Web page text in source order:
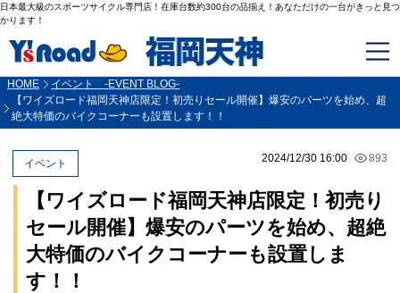
日本最大級のスポーツサイクル専門店！在庫台数約300台の品揃え！あなただけの一台がきっと見つ
かります！
HOME
イベント -EVENT BLOG-
【ワイズロード福岡天神店限定！初売りセール開催】爆安のパーツを始め、超
絶大特価のバイクコーナーも設置します！！
2024/12/30 16:00 893
イベント
【ワイズロード福岡天神店限定！初売り
セール開催】爆安のパーツを始め、超絶
大特価のバイクコーナーも設置しま
す！！